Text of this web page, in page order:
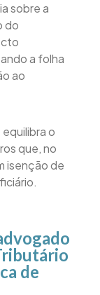
sobre a
do
a folha
ao
o
que, no
isenção de
de